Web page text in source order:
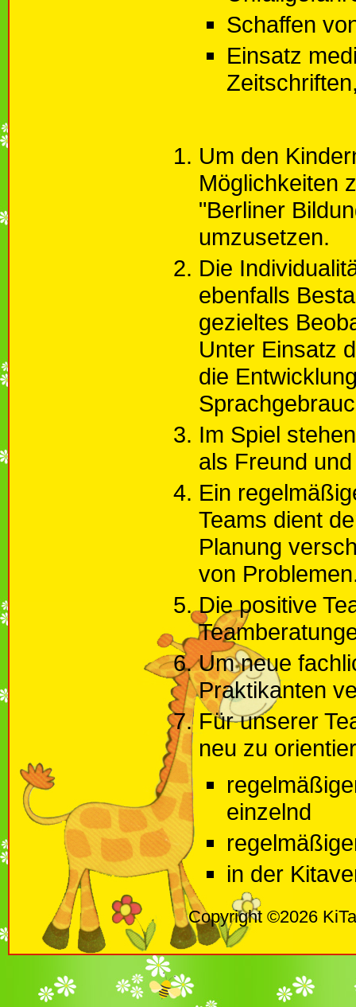
Schaffen
Einsatz
Um den
Möglichkeiten
"Berliner
umzusetzen.
Die
ebenfalls
gezieltes
Unter Einsatz
die
Im Spiel
als Freund
Ein
Teams dient
Planung
von
Die positive
Um neue
Praktikanten
Für unserer
neu zu
einzelnd
in der
Copyright ©2026